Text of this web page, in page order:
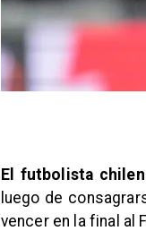
El futbolista
luego de
vencer en la final al